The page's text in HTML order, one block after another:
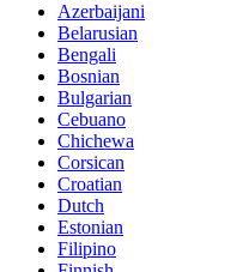
Azerbaijani
Belarusian
Bengali
Bosnian
Bulgarian
Cebuano
Chichewa
Corsican
Croatian
Dutch
Estonian
Filipino